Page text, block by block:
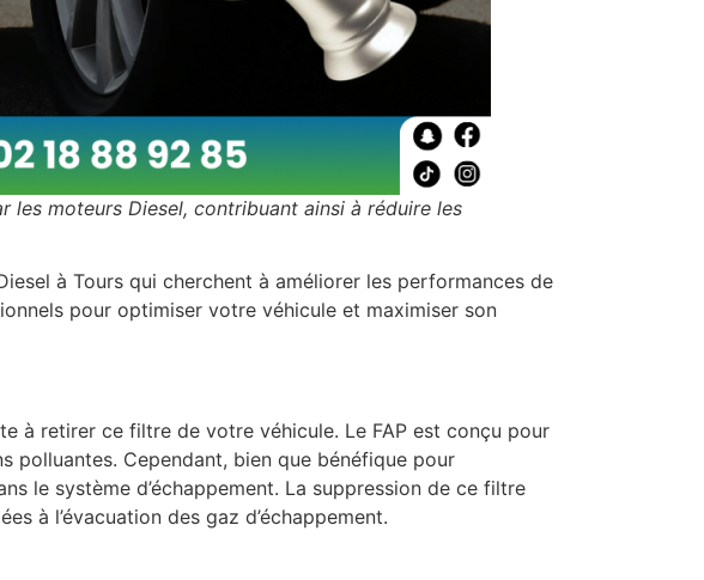
les moteurs Diesel, contribuant ainsi à réduire les
à Tours qui cherchent à améliorer les performances de
pour optimiser votre véhicule et maximiser son
à retirer ce filtre de votre véhicule. Le FAP est conçu pour
polluantes. Cependant, bien que bénéfique pour
le système d’échappement. La suppression de ce filtre
à l’évacuation des gaz d’échappement.